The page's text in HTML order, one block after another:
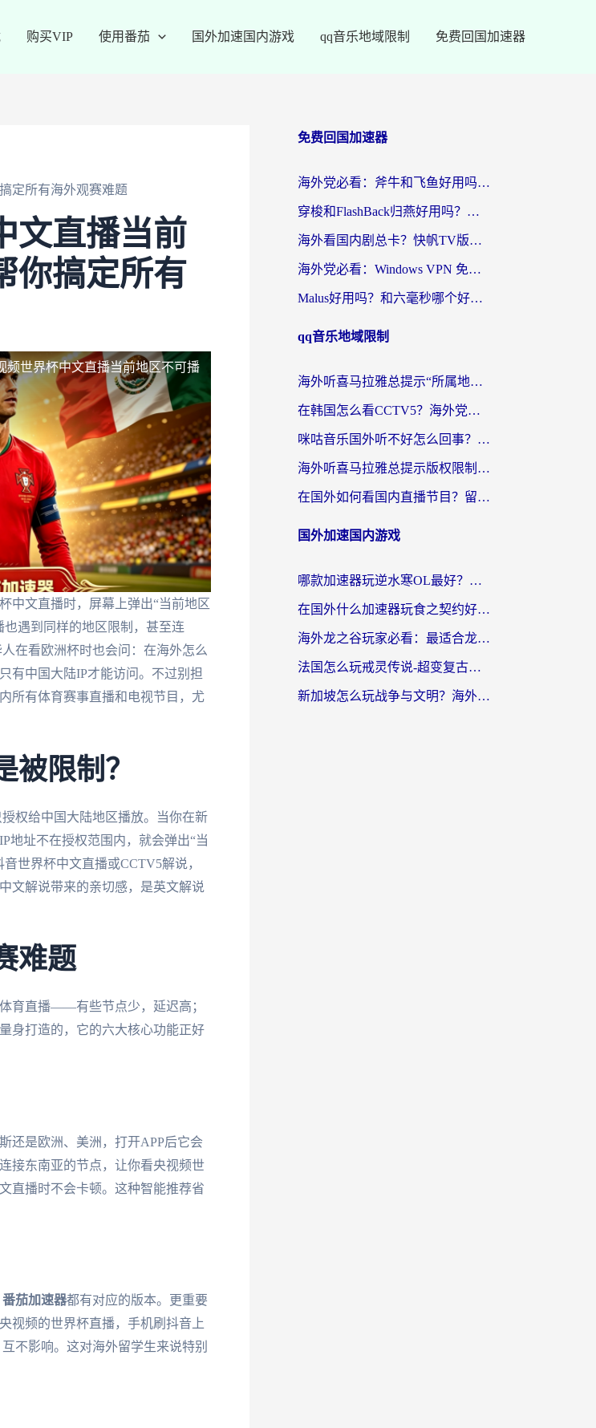
购买VIP 使用番茄 国外加速国内游戏 qq音乐地域限制 免费回国加速器
定所有海外观赛难题
文直播当前
你搞定所有
频世界杯中文直播当前地区不可播
中文直播时，屏幕上弹出“当前地区
遇到同样的地区限制，甚至连
在看欧洲杯时也会问：在海外怎么
中国大陆IP才能访问。不过别担
所有体育赛事直播和电视节目，尤
限制？
权给中国大陆地区播放。当你在新
地址不在授权范围内，就会弹出“当
世界杯中文直播或CCTV5解说，
文解说带来的亲切感，是英文解说
难题
育直播——有些节点少，延迟高；
身打造的，它的六大核心功能正好
还是欧洲、美洲，打开APP后它会
接东南亚的节点，让你看央视频世
直播时不会卡顿。这种智能推荐省
番茄加速器都有对应的版本。更重要
视频的世界杯直播，手机刷抖音上
不影响。这对海外留学生来说特别
免费回国加速器
海外党必看：斧牛和飞鱼好用吗？3步选对回国加速器，无缝刷剧玩国服
穿梭和FlashBack归燕好用吗？海外党亲测3款热门回国加速器，教你选对不踩坑
海外看国内剧总卡？快帆TV版VPN好用吗？和快滚VPN对比哪个回国效果更好？
海外党必看：Windows VPN 免费？别踩坑！教你选对好用的国内加速器无缝回国
Malus好用吗？和六毫秒哪个好？海外党选回国加速器的避坑指南
qq音乐地域限制
海外听喜马拉雅总提示“所属地区暂时无版权”？这个限制解除方法亲测有效！
在韩国怎么看CCTV5？海外党体育赛事+中文解说观看终极指南
咪咕音乐国外听不好怎么回事？海外党听歌自由的终极解决方案来了
海外听喜马拉雅总提示版权限制？3步解决+2个音乐平台问题全攻略
在国外如何看国内直播节目？留学生亲测有效的追剧加速指南
国外加速国内游戏
哪款加速器玩逆水寒OL最好？海外党实测后的终极选择指南
在国外什么加速器玩食之契约好用？海外党亲测有效的国服游戏加速指南
海外龙之谷玩家必看：最适合龙之谷的加速器，解决延迟卡顿还能畅玩幻书启示录和梦幻西游？
法国怎么玩戒灵传说-超变复古传奇？海外玩家国服游戏加速终极指南
新加坡怎么玩战争与文明？海外党国服游戏加速器终极避坑指南